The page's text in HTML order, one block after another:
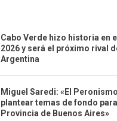
Cabo Verde hizo historia en
2026 y será el próximo rival
Argentina
Miguel Saredi: «El
plantear temas de fondo
Provincia de Buenos Aires»